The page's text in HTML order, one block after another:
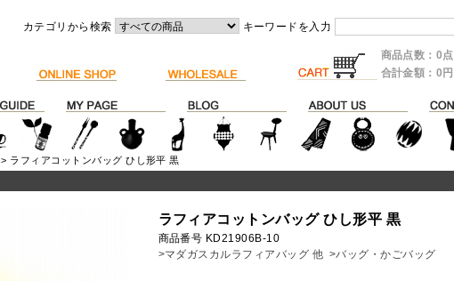
カテゴリから検索 キーワードを入力
商品点数：0点
合計金額：0円
> ラフィアコットンバッグ ひし形平 黒
ラフィアコットンバッグ ひし形平 黒
商品番号 KD21906B-10
>マダガスカルラフィアバッグ 他 >バッグ・かごバッグ